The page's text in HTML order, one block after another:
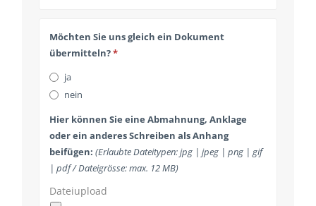
Address *
Möchten Sie uns gleich ein Dokument
übermitteln?*
ja
nein
Hier können Sie eine Abmahnung, Anklage
oder ein anderes Schreiben als Anhang
beifügen: (Erlaubte Dateitypen: jpg | jpeg | png | gif
| pdf / Dateigrösse: max. 12 MB)
Dateiupload